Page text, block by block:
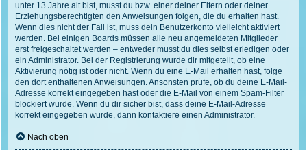
unter 13 Jahre alt bist, musst du bzw. einer deiner Eltern oder deiner
Erziehungsberechtigten den Anweisungen folgen, die du erhalten hast.
Wenn dies nicht der Fall ist, muss dein Benutzerkonto vielleicht aktiviert
werden. Bei einigen Boards müssen alle neu angemeldeten Mitglieder
erst freigeschaltet werden – entweder musst du dies selbst erledigen oder
ein Administrator. Bei der Registrierung wurde dir mitgeteilt, ob eine
Aktivierung nötig ist oder nicht. Wenn du eine E-Mail erhalten hast, folge
den dort enthaltenen Anweisungen. Ansonsten prüfe, ob du deine E-Mail-
Adresse korrekt eingegeben hast oder die E-Mail von einem Spam-Filter
blockiert wurde. Wenn du dir sicher bist, dass deine E-Mail-Adresse
korrekt eingegeben wurde, dann kontaktiere einen Administrator.
Nach oben